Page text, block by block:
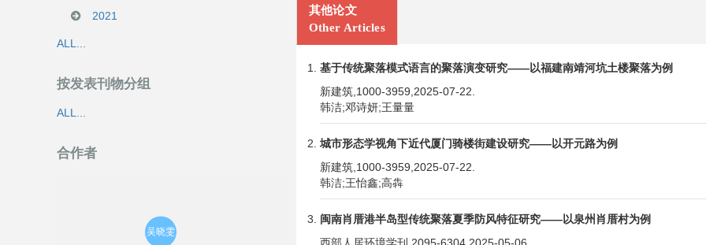
2021
ALL...
按发表刊物分组
ALL...
合作者
其他论文
Other Articles
基于传统聚落模式语言的聚落演变研究——以福建南靖河坑土楼聚落为例
新建筑,1000-3959,2025-07-22.
韩洁;邓诗妍;王量量
城市形态学视角下近代厦门骑楼街建设研究——以开元路为例
新建筑,1000-3959,2025-07-22.
韩洁;王怡鑫;高犇
闽南肖厝港半岛型传统聚落夏季防风特征研究——以泉州肖厝村为例